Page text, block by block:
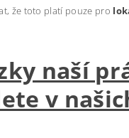
že toto platí pouze pro
naší
v